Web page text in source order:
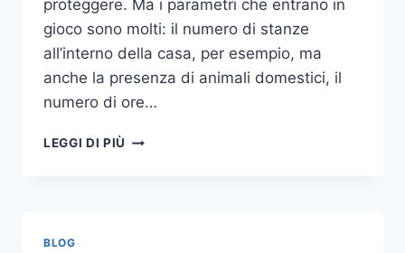
proteggere. Ma i parametri che entrano in
gioco sono molti: il numero di stanze
all’interno della casa, per esempio, ma
anche la presenza di animali domestici, il
numero di ore…
LEGGI DI PIÙ COME
BLOG